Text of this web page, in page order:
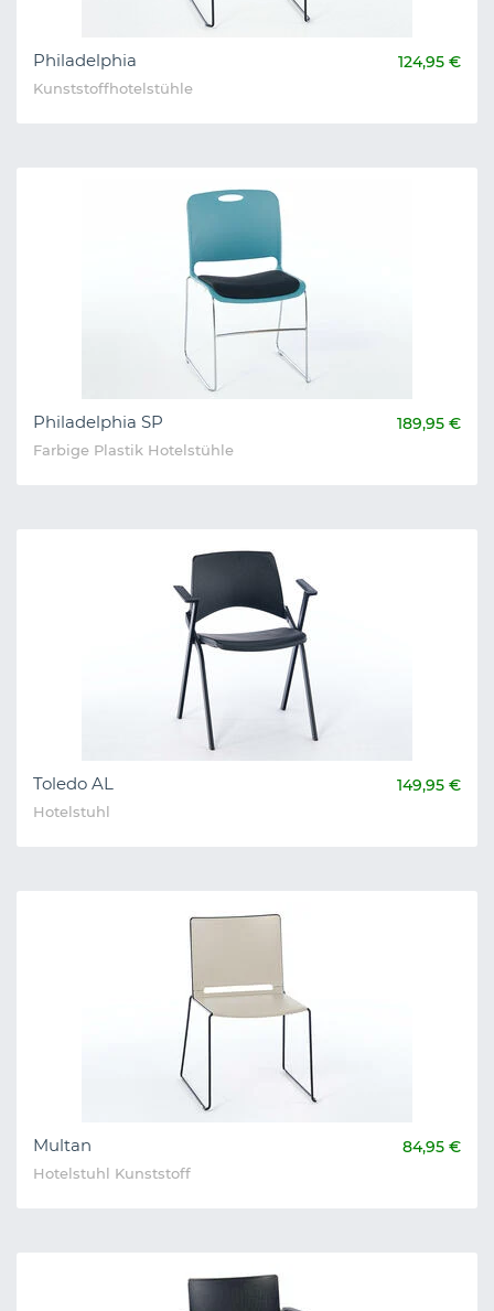
Philadelphia 124,95 €
Kunststoffhotelstühle
Philadelphia SP 189,95 €
Farbige Plastik Hotelstühle
Toledo AL 149,95 €
Hotelstuhl
Multan 84,95 €
Hotelstuhl Kunststoff